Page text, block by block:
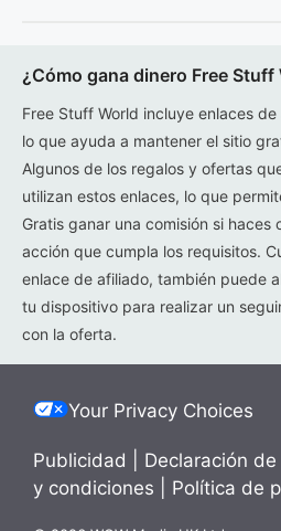
¿Cómo gana dinero Free Stuff
Free Stuff World incluye enlaces
lo que ayuda a mantener el sitio
Algunos de los regalos y ofertas
utilizan estos enlaces, lo que
Gratis ganar una comisión si haces
acción que cumpla los requisitos.
enlace de afiliado, también puede
tu dispositivo para realizar un
con la oferta.
Your Privacy Choices
Publicidad Declaración
y condiciones
Política de